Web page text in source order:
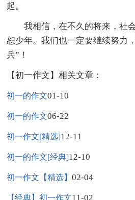
起。
我相信，在不久的将来，社会
恕少年。我们也一定要继续努力
兵”！
【初一作文】相关文章：
初一的作文01-10
初一的作文06-22
初一作文[精选]12-11
初一的作文[经典]12-10
初一作文【精选】02-04
【经典】初一作文11-02